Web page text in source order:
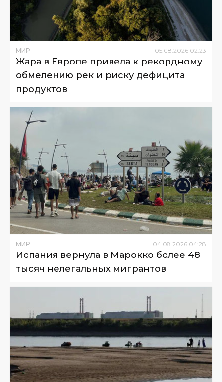
МИР 05.08.2026 02:23
Жара в Европе привела к рекордному
обмелению рек и риску дефицита
продуктов
МИР 04.08.2026 04:28
Испания вернула в Марокко более 48
тысяч нелегальных мигрантов